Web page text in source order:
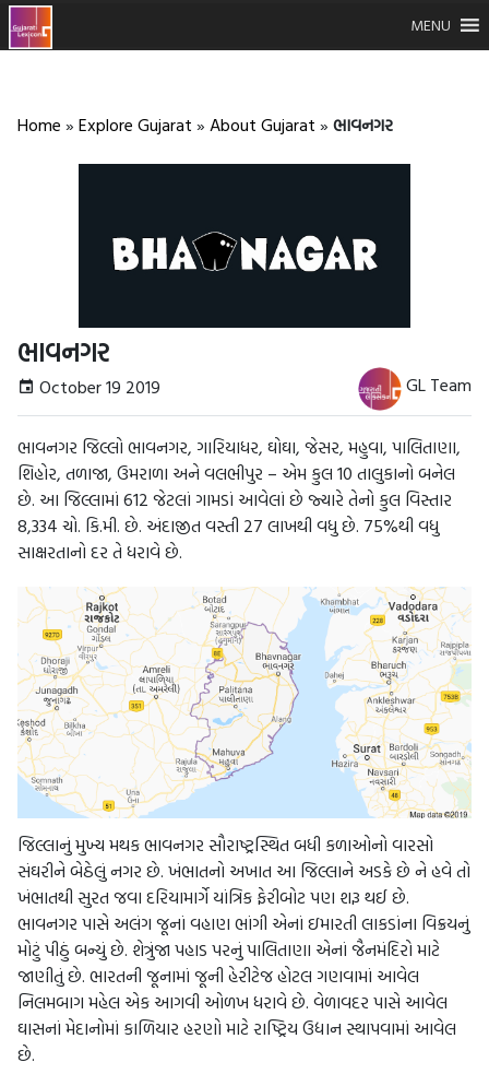
MENU
Home » Explore Gujarat » About Gujarat » ભાવનગર
ભાવનગર
October 19 2019 GL Team
ભાવનગર જિલ્લો ભાવનગર, ગારિયાધર, ઘોઘા, જેસર, મહુવા, પાલિતાણા,
શિહોર, તળાજા, ઉમરાળા અને વલભીપુર – એમ કુલ 10 તાલુકાનો બનેલ
છે. આ જિલ્લામાં 612 જેટલાં ગામડાં આવેલાં છે જ્યારે તેનો કુલ વિસ્તાર
8,334 ચો. કિ.મી. છે. અંદાજીત વસ્તી 27 લાખથી વધુ છે. 75%થી વધુ
સાક્ષરતાનો દર તે ધરાવે છે.
જિલ્લાનું મુખ્ય મથક ભાવનગર સૌરાષ્ટ્રસ્થિત બધી કળાઓનો વારસો
સંઘરીને બેઠેલું નગર છે. ખંભાતનો અખાત આ જિલ્લાને અડકે છે ને હવે તો
ખંભાતથી સુરત જવા દરિયામાર્ગે યાંત્રિક ફેરીબોટ પણ શરૂ થઈ છે.
ભાવનગર પાસે અલંગ જૂનાં વહાણ ભાંગી એનાં ઇમારતી લાકડાંના વિક્રયનું
મોટું પીઠું બન્યું છે. શેત્રુંજા પહાડ પરનું પાલિતાણા એનાં જૈનમંદિરો માટે
જાણીતું છે. ભારતની જૂનામાં જૂની હેરીટેજ હોટલ ગણવામાં આવેલ
નિલમબાગ મહેલ એક આગવી ઓળખ ધરાવે છે. વેળાવદર પાસે આવેલ
ઘાસનાં મેદાનોમાં કાળિયાર હરણો માટે રાષ્ટ્રિય ઉદ્યાન સ્થાપવામાં આવેલ
છે.